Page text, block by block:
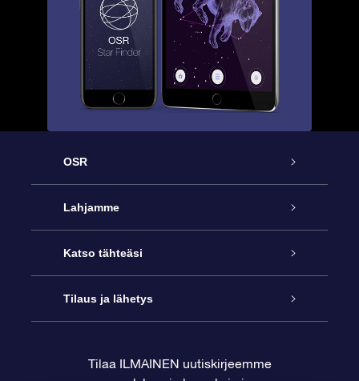
OSR
Palvelu
Ota meihin yhteyttä
Blogi
Lahjamme
Online Star -lahja
OSR-lahjapakkaus
Katso tähteäsi
Star Register
Tilaus ja lähetys
Tilaa ILMAINEN uutiskirjeemme